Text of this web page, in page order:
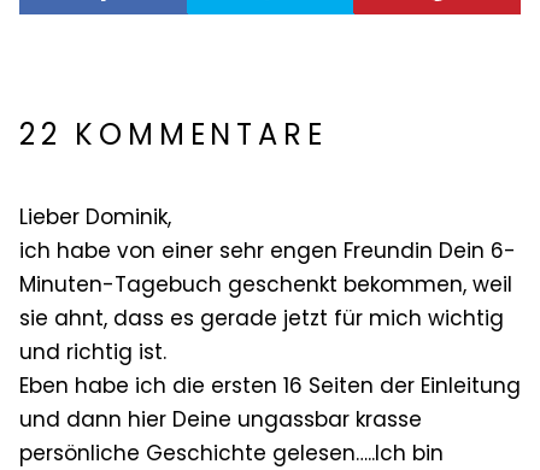
22 KOMMENTARE
Lieber Dominik,
ich habe von einer sehr engen Freundin Dein 6-
Minuten-Tagebuch geschenkt bekommen, weil
sie ahnt, dass es gerade jetzt für mich wichtig
und richtig ist.
Eben habe ich die ersten 16 Seiten der Einleitung
und dann hier Deine ungassbar krasse
persönliche Geschichte gelesen…..Ich bin